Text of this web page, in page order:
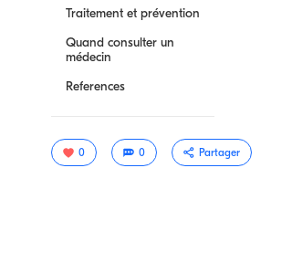
Traitement et prévention
Quand consulter un
médecin
References
0 0 Partager